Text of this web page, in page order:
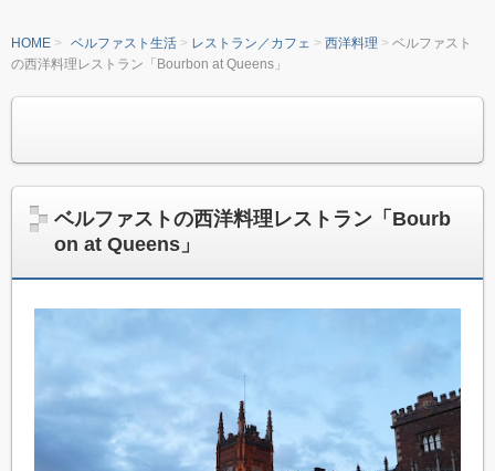
HOME ベルファスト生活 レストラン／カフェ 西洋料理
ベルファスト
の西洋料理レストラン「Bourbon at Queens」
ベルファストの西洋料理レストラン「Bourb
on at Queens」